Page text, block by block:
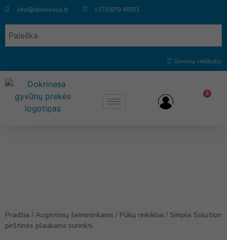
info@dokrinesa.lt +370 679 48351
Gyvūnų viešbutis
0
Pradžia / Augintinių šeimininkams / Pūkų rinkikliai / Simple Solution
pirštinės plaukams surinkti